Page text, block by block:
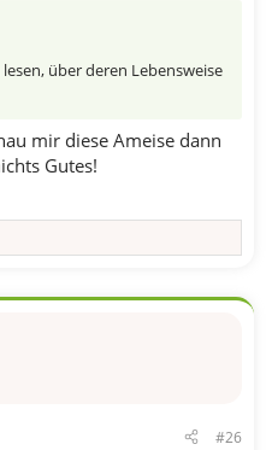
über deren Lebensweise
mir diese Ameise dann
Gutes!
#26